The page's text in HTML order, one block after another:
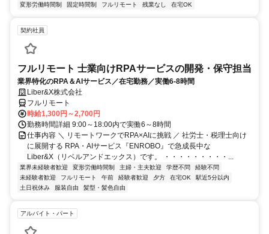
変形労働時間制 固定時間制 フルリモート 残業なし 在宅OK
契約社員
フルリモート 士業向けRPAサービスの開発・保守担当
業界特化のRPA＆AIサービス／在宅勤務／実働6-8時間
Liber&X株式会社
フルリモート
時給1,300円～2,700円
勤務時間詳細 9:00～18:00内で実働6～8時間
仕事内容 ＼ リモートワークでRPA×AIに挑戦 ／ 社労士・税理士向け
に展開する RPA・AIサービス『ENROBO』で急成長中な
Liber&X（リベルアンドエックス）です。 ・・・・・・・・・...
業界未経験者歓迎 変形労働時間制 主婦・主夫歓迎 学歴不問
経験不問
未経験者歓迎
フルリモート 午前 経験者歓迎 夕方 在宅OK
駅近5分以内
土日祝休み
服装自由 髪型・髪色自由
アルバイト・パート